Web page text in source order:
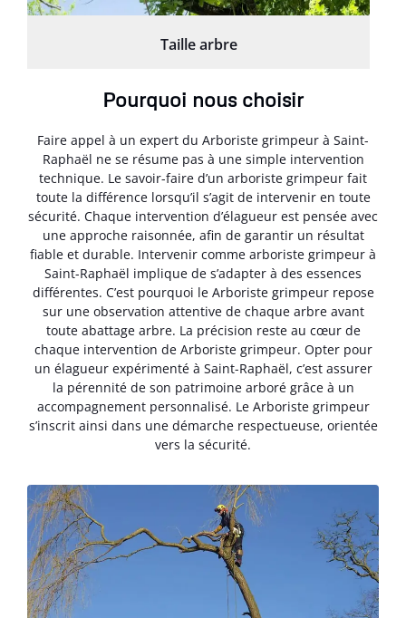
Taille arbre
Pourquoi nous choisir
Faire appel à un expert du Arboriste grimpeur à Saint-
Raphaël ne se résume pas à une simple intervention
technique. Le savoir-faire d’un arboriste grimpeur fait
toute la différence lorsqu’il s’agit de intervenir en toute
sécurité. Chaque intervention d’élagueur est pensée avec
une approche raisonnée, afin de garantir un résultat
fiable et durable. Intervenir comme arboriste grimpeur à
Saint-Raphaël implique de s’adapter à des essences
différentes. C’est pourquoi le Arboriste grimpeur repose
sur une observation attentive de chaque arbre avant
toute abattage arbre. La précision reste au cœur de
chaque intervention de Arboriste grimpeur. Opter pour
un élagueur expérimenté à Saint-Raphaël, c’est assurer
la pérennité de son patrimoine arboré grâce à un
accompagnement personnalisé. Le Arboriste grimpeur
s’inscrit ainsi dans une démarche respectueuse, orientée
vers la sécurité.